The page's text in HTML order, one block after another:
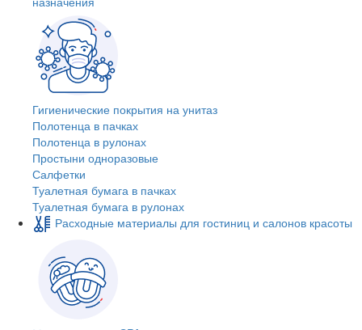
Гигиенические покрытия на унитаз
Полотенца в пачках
Полотенца в рулонах
Простыни одноразовые
Салфетки
Туалетная бумага в пачках
Туалетная бумага в рулонах
Расходные материалы для гостиниц и салонов красоты